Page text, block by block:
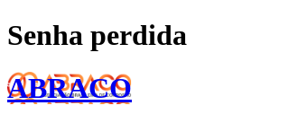
Senha perdida
ABRACO